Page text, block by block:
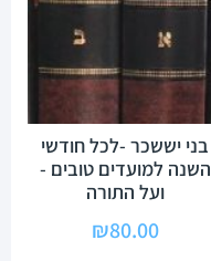
בני יששכר -לכל חודשי
השנה למועדים טובים -
ועל התורה
₪80.00